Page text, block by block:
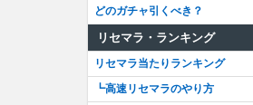
どのガチャ引くべき？
リセマラ・ランキング
リセマラ当たりランキング
┗高速リセマラのやり方